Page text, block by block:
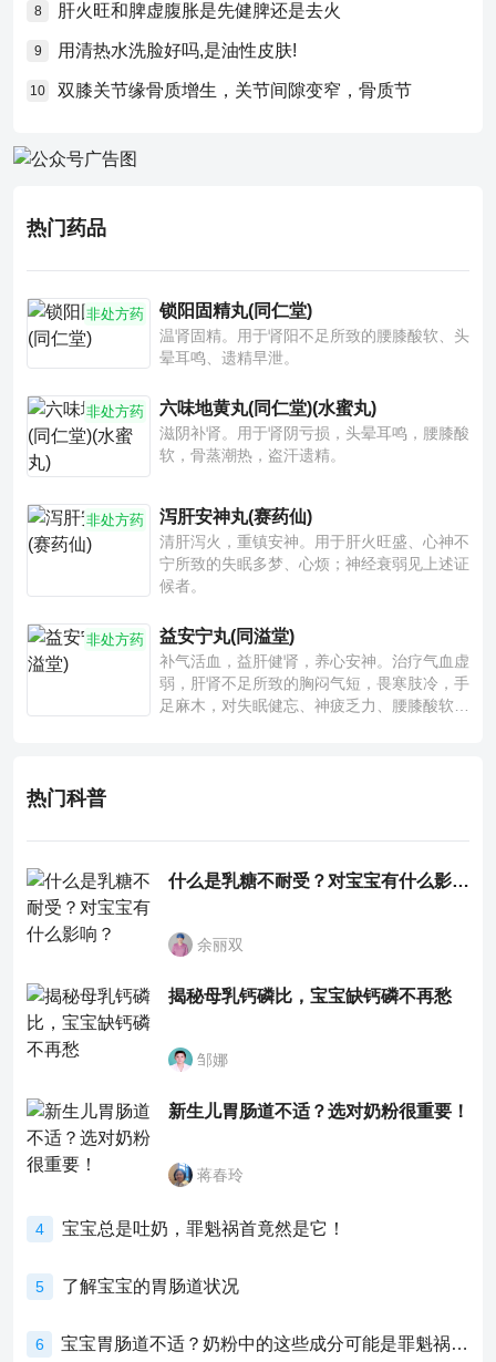
8 肝火旺和脾虚腹胀是先健脾还是去火
9 用清热水洗脸好吗,是油性皮肤!
10 双膝关节缘骨质增生，关节间隙变窄，骨质节
热门药品
非处方药 锁阳固精丸(同仁堂)
温肾固精。用于肾阳不足所致的腰膝酸软、头
晕耳鸣、遗精早泄。
非处方药 六味地黄丸(同仁堂)(水蜜丸)
滋阴补肾。用于肾阴亏损，头晕耳鸣，腰膝酸
软，骨蒸潮热，盗汗遗精。
非处方药 泻肝安神丸(赛药仙)
清肝泻火，重镇安神。用于肝火旺盛、心神不
宁所致的失眠多梦、心烦；神经衰弱见上述证
候者。
非处方药 益安宁丸(同溢堂)
补气活血，益肝健肾，养心安神。治疗气血虚
弱，肝肾不足所致的胸闷气短，畏寒肢冷，手
足麻木，对失眠健忘、神疲乏力、腰膝酸软也
热门科普
什么是乳糖不耐受？对宝宝有什么影响？
余丽双
揭秘母乳钙磷比，宝宝缺钙磷不再愁
邹娜
新生儿胃肠道不适？选对奶粉很重要！
蒋春玲
4 宝宝总是吐奶，罪魁祸首竟然是它！
5 了解宝宝的胃肠道状况
6 宝宝胃肠道不适？奶粉中的这些成分可能是罪魁祸首！